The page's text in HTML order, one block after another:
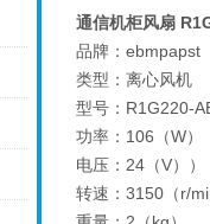
通信机柜风扇
品牌：ebmpapst
类型：离心风机
型号：R1G220-
功率：106（W）
电压：24（V））
转速：3150（r/